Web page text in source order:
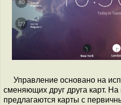
Управление основано на
сменяющих друг друга карт.
предлагаются карты с